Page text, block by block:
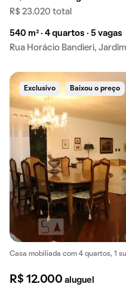
R$ 23.020 total
540 m² · 4 quartos · 5 vagas
Rua Horácio Bandieri,
Exclusivo Baixou o preço
Casa mobiliada com 4 quartos, 1
R$ 12.000aluguel